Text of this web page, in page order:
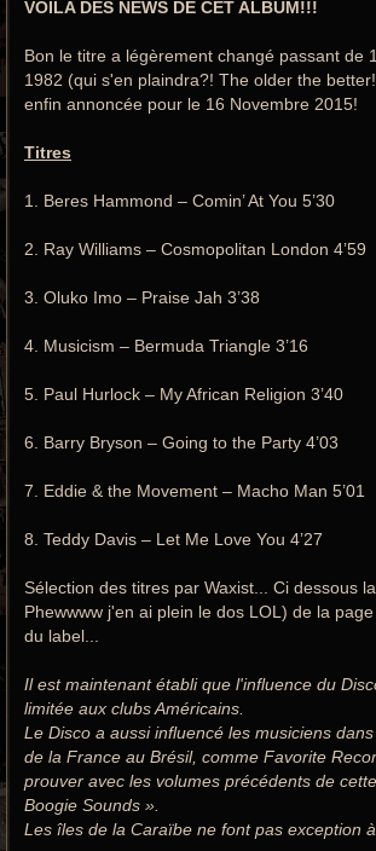
VOILA DES NEWS DE CET ALBUM!!!
Bon le titre a légèrement changé passant de
1982 (qui s'en plaindra?! The older the
enfin annoncée pour le 16 Novembre 2015!
Titres
1. Beres Hammond – Comin’ At You 5’30
2. Ray Williams – Cosmopolitan London 4’59
3. Oluko Imo – Praise Jah 3’38
4. Musicism – Bermuda Triangle 3’16
5. Paul Hurlock – My African Religion 3’40
6. Barry Bryson – Going to the Party 4’03
7. Eddie & the Movement – Macho Man 5’01
8. Teddy Davis – Let Me Love You 4’27
Sélection des titres par Waxist... Ci dessous
Phewwww j'en ai plein le dos LOL) de la
du label...
Il est maintenant établi que l'influence du
limitée aux clubs Américains.
Le Disco a aussi influencé les musiciens
de la France au Brésil, comme Favorite
prouver avec les volumes précédents de
Boogie Sounds ».
Les îles de la Caraïbe ne font pas exception